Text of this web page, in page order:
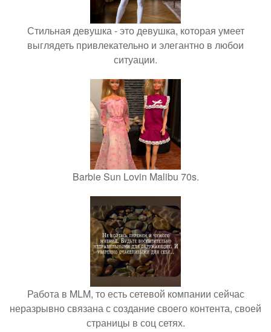
Стильная девушка - это девушка, которая умеет
выглядеть привлекательно и элегантно в любои
ситуации.
Barbie Sun Lovin Malibu 70s.
Работа в MLM, то есть сетевой компании сейчас
неразрывно связана с создание своего контента, своей
страницы в соц сетях.